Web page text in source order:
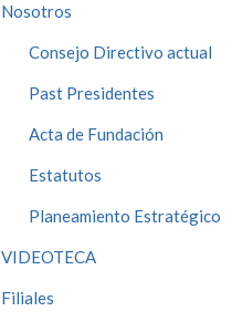
Nosotros
Consejo Directivo actual
Past Presidentes
Acta de Fundación
Estatutos
Planeamiento Estratégico
VIDEOTECA
Filiales